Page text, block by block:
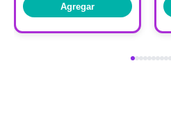
Agregar